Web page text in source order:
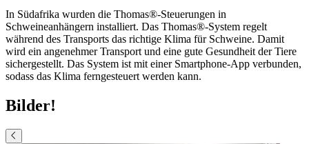
In Südafrika wurden die Thomas®-Steuerungen in
Schweineanhängern installiert. Das Thomas®-System regelt
während des Transports das richtige Klima für Schweine. Damit
wird ein angenehmer Transport und eine gute Gesundheit der Tiere
sichergestellt. Das System ist mit einer Smartphone-App verbunden,
sodass das Klima ferngesteuert werden kann.
Bilder!